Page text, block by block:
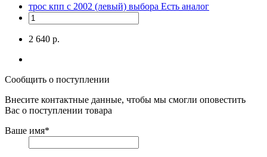
трос кпп с 2002 (левый) выбора Есть аналог
2 640 р.
Сообщить о поступлении
Внесите контактные данные, чтобы мы смогли оповестить
Вас о поступлении товара
Ваше имя*